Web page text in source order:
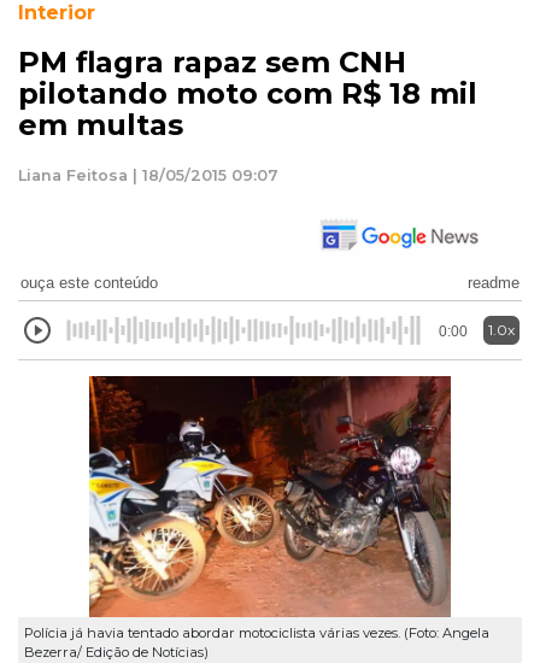
Interior
PM flagra rapaz sem CNH
pilotando moto com R$ 18 mil
em multas
Liana Feitosa | 18/05/2015 09:07
ouça este conteúdo readme
0:00 1.0x
Polícia já havia tentado abordar motociclista várias vezes. (Foto: Angela
Bezerra/ Edição de Notícias)